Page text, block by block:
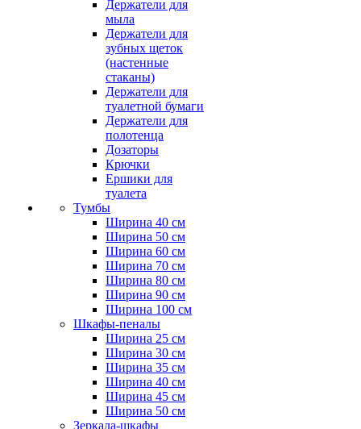
Держатели для
мыла
Держатели для
зубных щеток
(настенные
стаканы)
Держатели для
туалетной бумаги
Держатели для
полотенца
Дозаторы
Крючки
Ершики для
туалета
Тумбы
Ширина 40 см
Ширина 50 см
Ширина 60 см
Ширина 70 см
Ширина 80 см
Ширина 90 см
Ширина 100 см
Шкафы-пеналы
Ширина 25 см
Ширина 30 см
Ширина 35 см
Ширина 40 см
Ширина 45 см
Ширина 50 см
Зеркала-шкафы